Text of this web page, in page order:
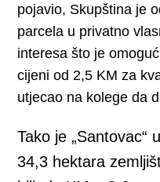
pojavio, Skupština je
parcela u privatno
interesa što je
cijeni od 2,5 KM za
utjecao na kolege da
Tako je „Santovac“
34,3 hektara